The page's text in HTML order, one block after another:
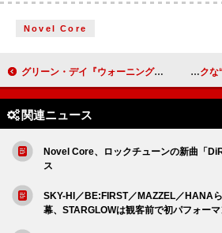
Novel Core
グリーン・デイ『ウォーニング』25周年DX版発売、「Castaway」デモ音源先行配信 Hey! Say!
関連ニュース
Novel Core、ロックチューンの新曲「
ス
SKY-HI／BE:FIRST／MAZZEL／HANA
幕、STARGLOWは観客前で初パフォーマ